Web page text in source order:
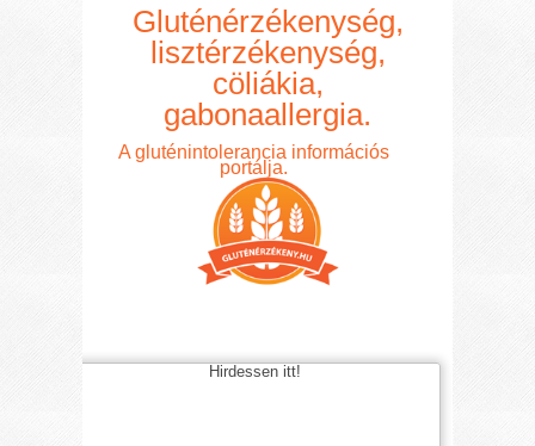
Gluténérzékenység,
lisztérzékenység,
cöliákia,
gabonaallergia.
A gluténintolerancia információs
portálja.
Hirdessen itt!